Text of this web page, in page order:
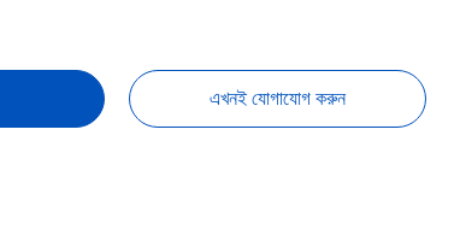
এখনই যোগাযোগ করুন